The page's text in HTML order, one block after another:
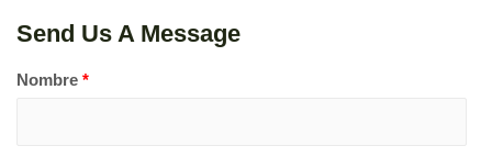
Send Us A Message
Nombre *